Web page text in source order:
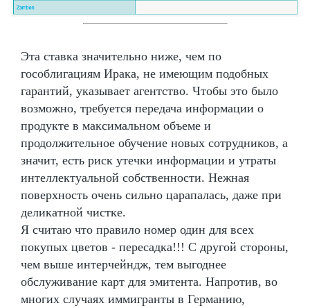
Эта ставка значительно ниже, чем по
гособлигациям Ирака, не имеющим подобных
гарантий, указывает агентство. Чтобы это было
возможно, требуется передача информации о
продукте в максимальном объеме и
продолжительное обучение новых сотрудников, а
значит, есть риск утечки информации и утраты
интеллектуальной собственности. Нежная
поверхность очень сильно царапалась, даже при
деликатной чистке.
Я считаю что правило номер один для всех
покупых цветов - пересадка!!! С другой стороны,
чем выше интерчейндж, тем выгоднее
обслуживание карт для эмитента. Напротив, во
многих случаях иммигранты в Германию,